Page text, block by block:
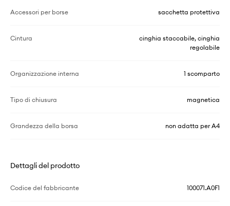
Accessori per borse sacchetta protettiva
Cintura
cinghia staccabile, cinghia
regolabile
Organizzazione interna 1 scomparto
Tipo di chiusura magnetica
Grandezza della borsa non adatta per A4
Dettagli del prodotto
Codice del fabbricante 100071.A0F1